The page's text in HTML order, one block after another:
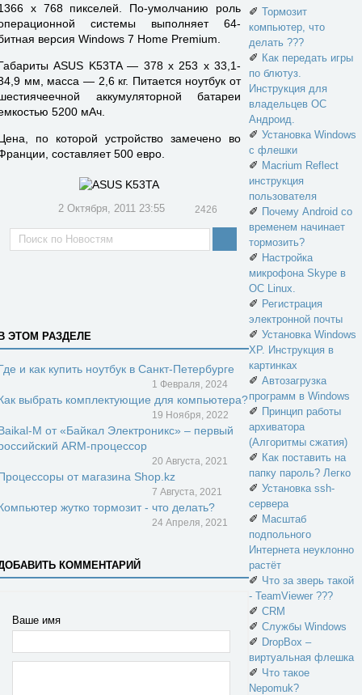
х 768 пикселей. По-умолчанию роль
системы выполняет 64-
версия Windows 7 Home Premium.
ASUS K53TA — 378 x 253 x 33,1-
мм, масса — 2,6 кг. Питается ноутбук от
аккумуляторной батареи
5200 мАч.
по которой устройство замечено во
составляет 500 евро.
2 Октября, 2011 23:55 2426
ЭТОМ РАЗДЕЛЕ
и как купить ноутбук в Санкт-Петербурге
1 Февраля, 2024
выбрать комплектующие для компьютера?
19 Ноября, 2022
M от «Байкал Электроникс» – первый
ARM-процессор
20 Августа, 2021
от магазина Shop.kz
7 Августа, 2021
жутко тормозит - что делать?
24 Апреля, 2021
КОММЕНТАРИЙ
Ваше имя
✐ Тормозит
компьютер, что
делать ???
✐ Как передать игры
по блютуз.
Инструкция для
владельцев ОС
Андроид.
✐ Установка Windows
с флешки
✐ Macrium Reflect
инструкция
пользователя
✐ Почему Android со
временем начинает
тормозить?
✐ Настройка
микрофона Skype в
ОС Linux.
✐ Регистрация
электронной почты
✐ Установка Windows
XP. Инструкция в
картинках
✐ Автозагрузка
программ в Windows
✐ Принцип работы
архиватора
(Алгоритмы сжатия)
✐ Как поставить на
папку пароль? Легко
✐ Установка ssh-
сервера
✐ Масштаб
подпольного
Интернета неуклонно
растёт
✐ Что за зверь такой
- TeamViewer ???
✐ CRM
✐ Службы Windows
✐ DropBox –
виртуальная флешка
✐ Что такое
Nepomuk?